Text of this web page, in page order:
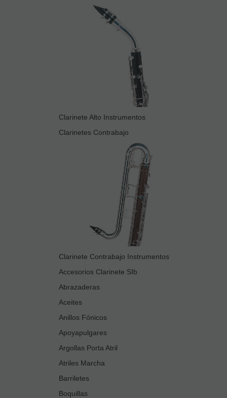
Clarinete Alto Instrumentos
Clarinetes Contrabajo
Clarinete Contrabajo Instrumentos
Accesorios Clarinete SIb
Abrazaderas
Aceites
Anillos Fónicos
Apoyapulgares
Argollas Porta Atril
Atriles Marcha
Barriletes
Boquillas